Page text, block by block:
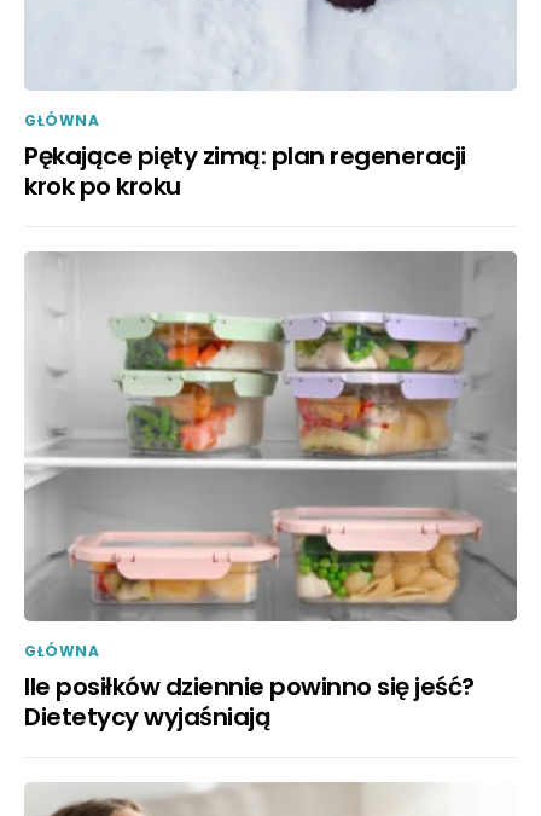
GŁÓWNA
Pękające pięty zimą: plan regeneracji
krok po kroku
GŁÓWNA
Ile posiłków dziennie powinno się jeść?
Dietetycy wyjaśniają